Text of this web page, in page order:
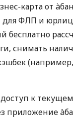
карта от
для ФЛП и
бесплатно
снимать
к
приложение